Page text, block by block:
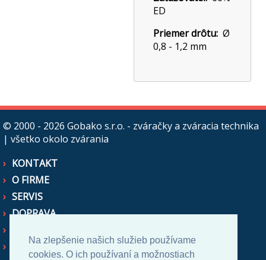
Na zlepšenie našich služieb používame
cookies. O ich používaní a možnostiach
ED
Priemer drôtu: Ø
0,8 - 1,2 mm
© 2000 - 2026 Gobako s.r.o. - zváračky a zváracia technika
| všetko okolo zvárania
KONTAKT
O FIRME
SERVIS
DOPRAVA
AKO NAKUPOVAŤ